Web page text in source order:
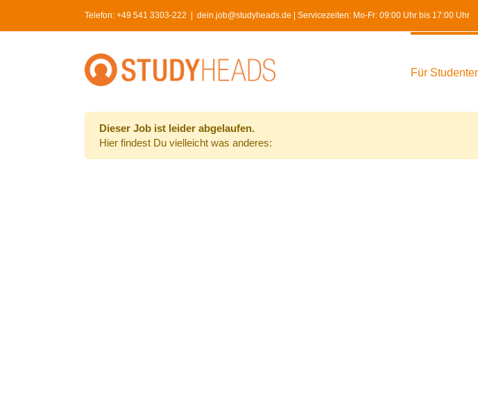
Telefon: +49 541 3303-222 dein.job@studyheads.de | Servicezeiten: Mo-Fr: 09:00 Uhr bis 17:00 Uhr
Für
Dieser Job ist leider abgelaufen.
Hier findest Du vielleicht was anderes: